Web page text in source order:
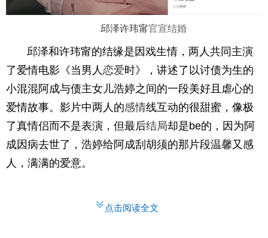
邱泽许玮甯官宣结婚
邱泽和许玮甯的结缘是因戏生情，两人共同主演
了爱情电影《当男人 恋爱时》，讲述了以讨债为生的
小混混阿成与债主女儿浩婷之间的一段美好且虐心的
爱情故事。影片中两人的感情线互动的很甜蜜，像极
了真情侣而不是表演，但最后结局却是be的，因为阿
成因病去世了，浩婷给阿成刮胡须的那片段温馨又感
人，满满的爱意。
点击阅读全文